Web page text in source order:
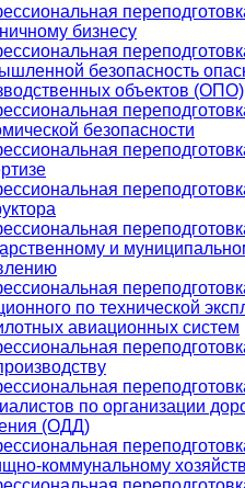
бизнесу
безопасность
объектов (ОПО)
безопасности
и
по технической
авиационных систем
по организации
(ОДД)
коммунальному